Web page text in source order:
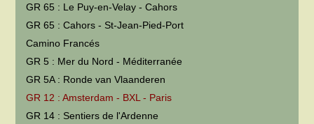
GR 65 : Le Puy-en-Velay - Cahors
GR 65 : Cahors - St-Jean-Pied-Port
Camino Francés
GR 5 : Mer du Nord - Méditerranée
GR 5A : Ronde van Vlaanderen
GR 12 : Amsterdam - BXL - Paris
GR 14 : Sentiers de l'Ardenne